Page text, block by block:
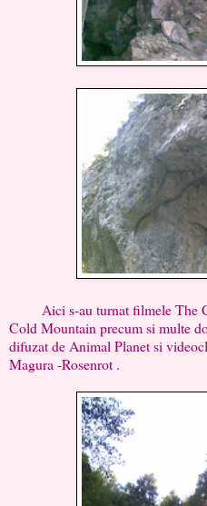
Aici s-au turnat filmele The
Cold Mountain precum si multe
difuzat de Animal Planet si
Magura -Rosenrot .